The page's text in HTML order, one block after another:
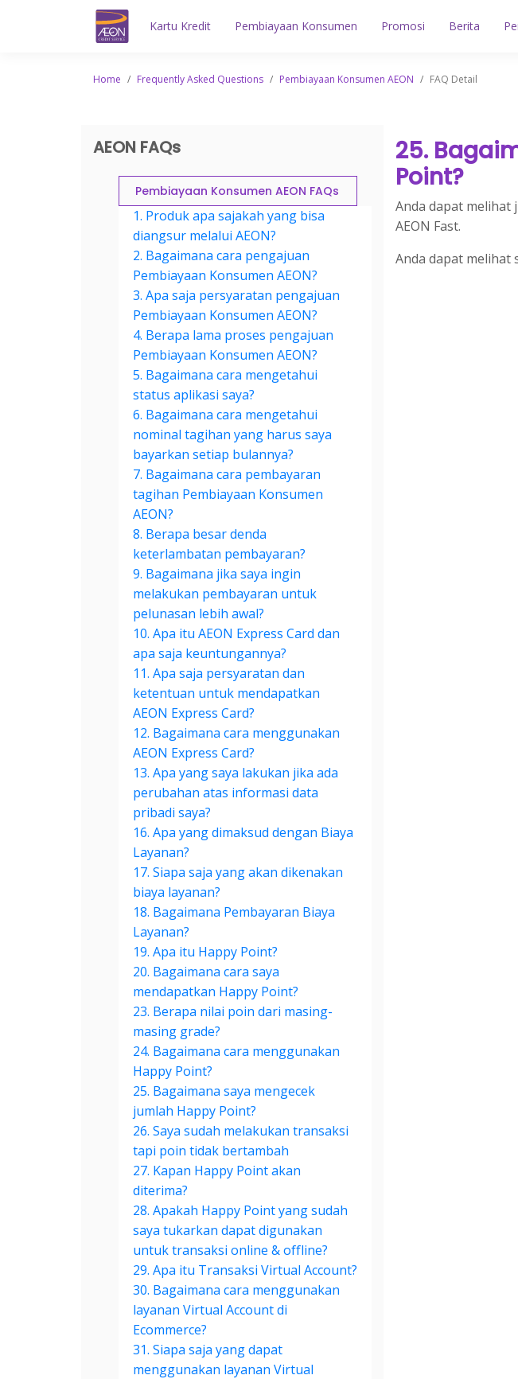
Kartu Kredit Pembiayaan Konsumen Promosi Berita
Home / Frequently Asked Questions / Pembiayaan Konsumen AEON / FAQ Detail
AEON FAQs
Pembiayaan Konsumen AEON FAQs
1. Produk apa sajakah yang bisa
diangsur melalui AEON?
2. Bagaimana cara pengajuan
Pembiayaan Konsumen AEON?
3. Apa saja persyaratan pengajuan
Pembiayaan Konsumen AEON?
4. Berapa lama proses pengajuan
Pembiayaan Konsumen AEON?
5. Bagaimana cara mengetahui
status aplikasi saya?
6. Bagaimana cara mengetahui
nominal tagihan yang harus saya
bayarkan setiap bulannya?
7. Bagaimana cara pembayaran
tagihan Pembiayaan Konsumen
AEON?
8. Berapa besar denda
keterlambatan pembayaran?
9. Bagaimana jika saya ingin
melakukan pembayaran untuk
pelunasan lebih awal?
10. Apa itu AEON Express Card dan
apa saja keuntungannya?
11. Apa saja persyaratan dan
ketentuan untuk mendapatkan
AEON Express Card?
12. Bagaimana cara menggunakan
AEON Express Card?
13. Apa yang saya lakukan jika ada
perubahan atas informasi data
pribadi saya?
16. Apa yang dimaksud dengan Biaya
Layanan?
17. Siapa saja yang akan dikenakan
biaya layanan?
18. Bagaimana Pembayaran Biaya
Layanan?
19. Apa itu Happy Point?
20. Bagaimana cara saya
mendapatkan Happy Point?
23. Berapa nilai poin dari masing-
masing grade?
24. Bagaimana cara menggunakan
Happy Point?
25. Bagaimana saya mengecek
jumlah Happy Point?
26. Saya sudah melakukan transaksi
tapi poin tidak bertambah
27. Kapan Happy Point akan
diterima?
28. Apakah Happy Point yang sudah
saya tukarkan dapat digunakan
untuk transaksi online & offline?
29. Apa itu Transaksi Virtual Account?
30. Bagaimana cara menggunakan
layanan Virtual Account di
Ecommerce?
31. Siapa saja yang dapat
menggunakan layanan Virtual
25.
Point?
Anda dapat melihat
AEON Fast.
Anda dapat melihat